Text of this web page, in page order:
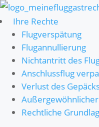
Ihre Rechte
Flugverspätung
Flugannullierung
Nichtantritt des
Anschlussflug
Verlust des
Rechtliche